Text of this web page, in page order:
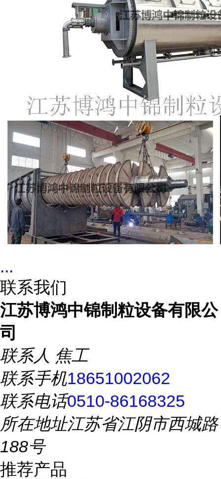
...
联系我们
江苏博鸿中锦制粒设备有限公
司
联系人 焦工
联系手机18651002062
联系电话0510-86168325
所在地址江苏省江阴市西城路
188号
推荐产品